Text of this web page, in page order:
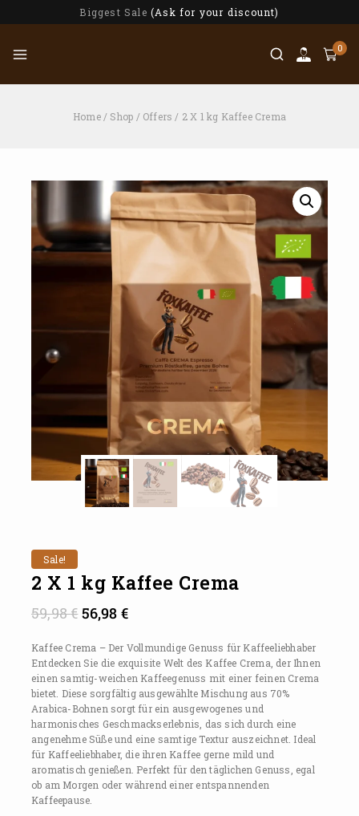
Biggest Sale (Ask for your discount)
0
Home / Shop / Offers / 2 X 1 kg Kaffee Crema
Sale!
2 X 1 kg Kaffee Crema
59,98€56,98 €
Kaffee Crema – Der Vollmundige Genuss für Kaffeeliebhaber
Entdecken Sie die exquisite Welt des Kaffee Crema, der Ihnen
einen samtig-weichen Kaffeegenuss mit einer feinen Crema
bietet. Diese sorgfältig ausgewählte Mischung aus 70%
Arabica-Bohnen sorgt für ein ausgewogenes und
harmonisches Geschmackserlebnis, das sich durch eine
angenehme Süße und eine samtige Textur auszeichnet. Ideal
für Kaffeeliebhaber, die ihren Kaffee gerne mild und
aromatisch genießen. Perfekt für den täglichen Genuss, egal
ob am Morgen oder während einer entspannenden
Kaffeepause.